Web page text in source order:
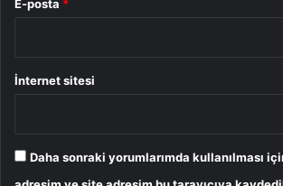
E-posta *
İnternet sitesi
Daha sonraki yorumlarımda kullanılması